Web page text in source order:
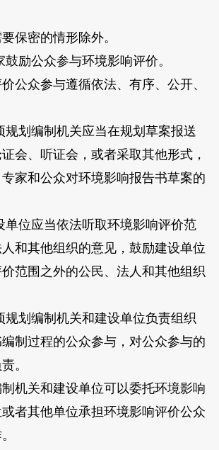
密的情形除外。
励公众参与环境影响评价。
众参与遵循依法、有序、公开、
划编制机关应当在规划草案报送
会、听证会，或者采取其他形式，
家和公众对环境影响报告书草案的
位应当依法听取环境影响评价范
和其他组织的意见，鼓励建设单位
范围之外的公民、法人和其他组织
划编制机关和建设单位负责组织
制过程的公众参与，对公众参与的
。
关和建设单位可以委托环境影响
者其他单位承担环境影响评价公众